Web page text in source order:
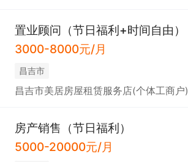
置业顾问（节日福利+时间自由）
3000-8000元/月
昌吉市
昌吉市美居房屋租赁服务店(个体工商户)
房产销售（节日福利）
5000-20000元/月